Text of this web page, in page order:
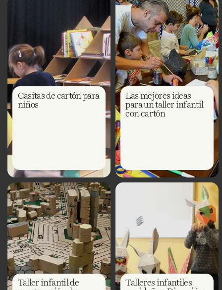
Casitas de cartón para
niños
Las mejores ideas
para un taller infantil
con cartón
Taller infantil de
Talleres infantiles